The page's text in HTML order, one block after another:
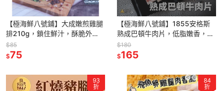
【極海鮮八號鋪】大成嫩煎雞腿
排210g，鎖住鮮汁，酥脆外
皮，完整鎖住雞肉鮮甜的肉汁~
加熱即食
$85
$75
【極海鮮八號鋪】1855安格斯
熟成巴頓牛肉片，低脂嫩香，高
蛋白健康首選，省時快炒
$180
$165
93
折
84
折